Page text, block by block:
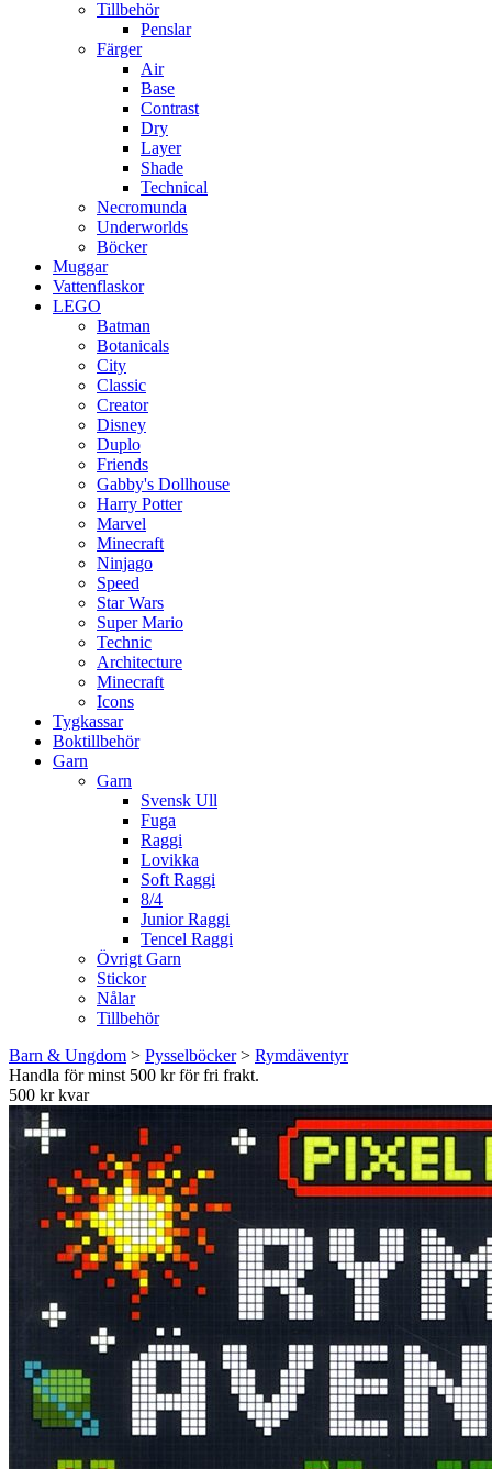
Tillbehör
Penslar
Färger
Air
Base
Contrast
Dry
Layer
Shade
Technical
Necromunda
Underworlds
Böcker
Muggar
Vattenflaskor
LEGO
Batman
Botanicals
City
Classic
Creator
Disney
Duplo
Friends
Gabby's Dollhouse
Harry Potter
Marvel
Minecraft
Ninjago
Speed
Star Wars
Super Mario
Technic
Architecture
Minecraft
Icons
Tygkassar
Boktillbehör
Garn
Garn
Svensk Ull
Fuga
Raggi
Lovikka
Soft Raggi
8/4
Junior Raggi
Tencel Raggi
Övrigt Garn
Stickor
Nålar
Tillbehör
Barn & Ungdom > Pysselböcker> Rymdäventyr
Handla för minst 500 kr för fri frakt.
500 kr kvar